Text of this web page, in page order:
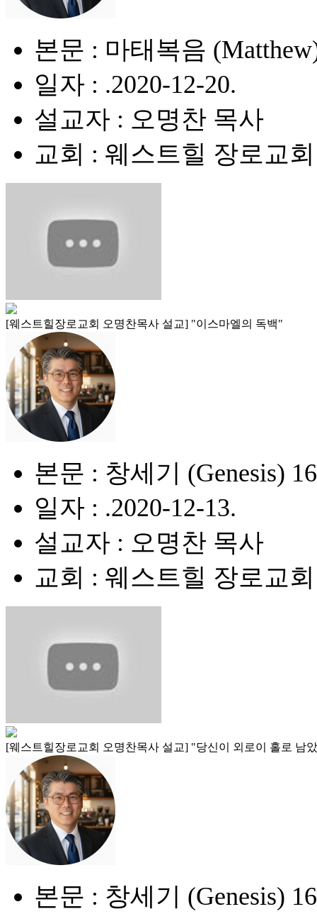
본문 : 마태복음
일자 : .2020-12-20.
설교자 : 오명찬 목사
교회 : 웨스트힐 장로교회
[웨스트힐장로교회 오명찬목사 설교] "이스마엘의 독백"
본문 : 창세기 (Genesis)
일자 : .2020-12-13.
설교자 : 오명찬 목사
교회 : 웨스트힐 장로교회
[웨스트힐장로교회 오명찬목사 설교] "당신이 외로이 홀로 남
본문 : 창세기 (Genesis)